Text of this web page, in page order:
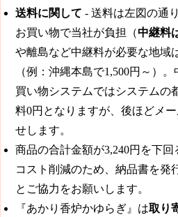
送料に関して - 送料は左図の通
お買い物で当社が負担（中継料
や離島など中継料が必要な地域
（例：沖縄本島で1,500円～）
買い物システムではシステムの
料0円となりますが、後ほどメ
せします。
商品の合計金額が3,240円を下回
コスト削減のため、納品書を発
とご協力をお願いします。
『あかり香炉かゆらぎ』は取り